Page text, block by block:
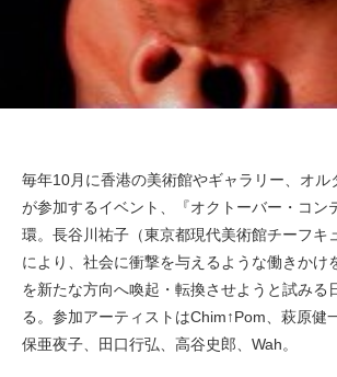
毎年10月に香港の美術館やギャラリー、オル
が参加するイベント、『オクトーバー・コン
環。長谷川祐子（東京都現代美術館チーフキ
により、社会に衝撃を与えるような働きかけ
を新たな方向へ喚起・転換させようと試みる
る。参加アーティストはChim↑Pom、萩原健
保亜夜子、田口行弘、高谷史郎、Wah。